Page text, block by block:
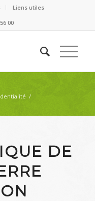
Liens utiles
00
/
DE